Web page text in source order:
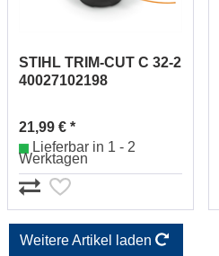
STIHL TRIM-CUT C 32-2
40027102198
21,99 € *
Lieferbar in 1 - 2
Werktagen
Weitere Artikel laden